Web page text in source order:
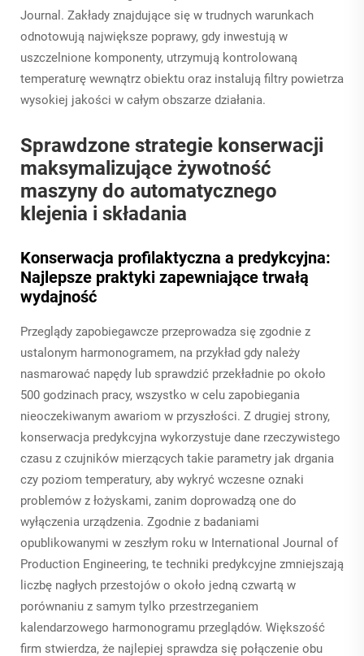
Journal. Zakłady znajdujące się w trudnych warunkach
odnotowują największe poprawy, gdy inwestują w
uszczelnione komponenty, utrzymują kontrolowaną
temperaturę wewnątrz obiektu oraz instalują filtry powietrza
wysokiej jakości w całym obszarze działania.
Sprawdzone strategie konserwacji
maksymalizujące żywotność
maszyny do automatycznego
klejenia i składania
Konserwacja profilaktyczna a predykcyjna:
Najlepsze praktyki zapewniające trwałą
wydajność
Przeglądy zapobiegawcze przeprowadza się zgodnie z
ustalonym harmonogramem, na przykład gdy należy
nasmarować napędy lub sprawdzić przekładnie po około
500 godzinach pracy, wszystko w celu zapobiegania
nieoczekiwanym awariom w przyszłości. Z drugiej strony,
konserwacja predykcyjna wykorzystuje dane rzeczywistego
czasu z czujników mierzących takie parametry jak drgania
czy poziom temperatury, aby wykryć wczesne oznaki
problemów z łożyskami, zanim doprowadzą one do
wyłączenia urządzenia. Zgodnie z badaniami
opublikowanymi w zeszłym roku w International Journal of
Production Engineering, te techniki predykcyjne zmniejszają
liczbę nagłych przestojów o około jedną czwartą w
porównaniu z samym tylko przestrzeganiem
kalendarzowego harmonogramu przeglądów. Większość
firm stwierdza, że najlepiej sprawdza się połączenie obu